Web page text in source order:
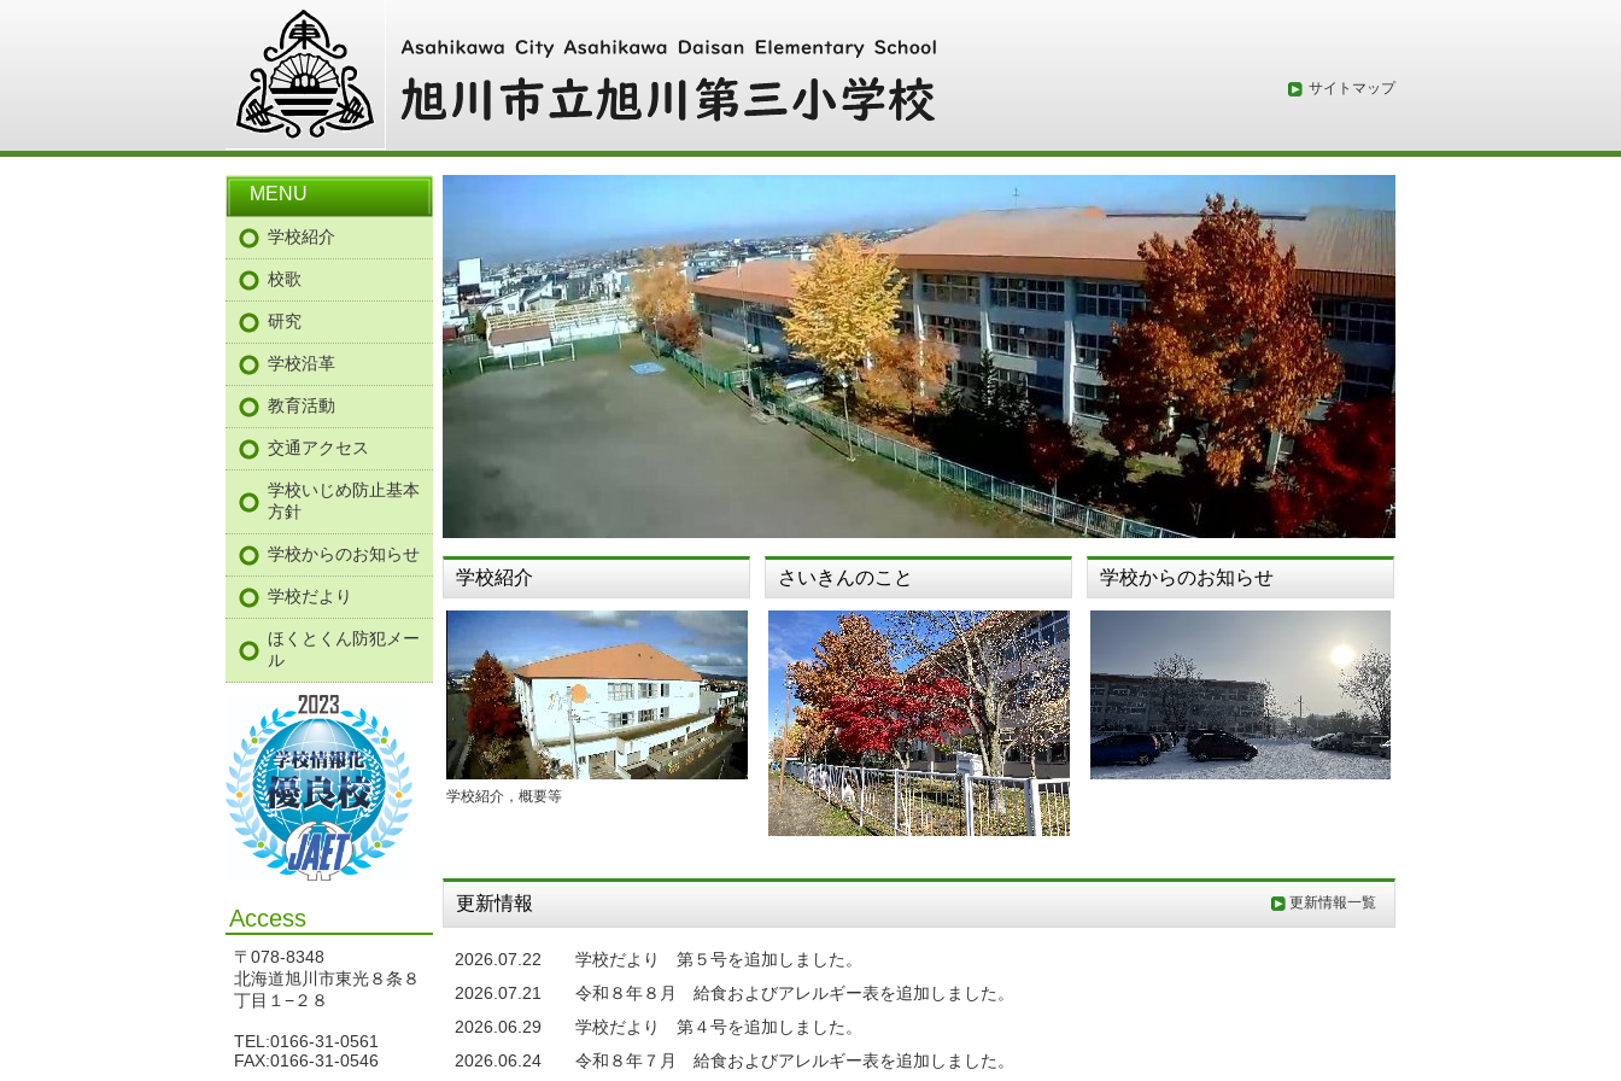
サイトマップ
MENU
学校紹介
校歌
研究
学校沿革
教育活動
交通アクセス
学校いじめ防止基本
方針
学校からのお知らせ
学校だより
ほくとくん防犯メー
ル
Access
〒078-8348
北海道旭川市東光８条８
丁目１−２８
TEL:0166-31-0561
FAX:0166-31-0546
学校紹介
学校紹介，概要等
さいきんのこと 学校からのお知らせ
更新情報 更新情報一覧
2026.07.22
学校だより 第５号を追加しました。
2026.07.21
令和８年８月 給食およびアレルギー表を追加しました。
2026.06.29
学校だより 第４号を追加しました。
2026.06.24
令和８年７月 給食およびアレルギー表を追加しました。